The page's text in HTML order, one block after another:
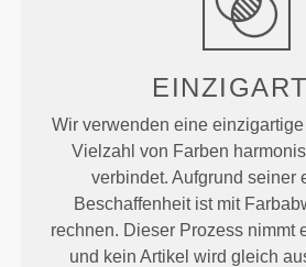
Wir verwenden eine
Vielzahl von Farben
verbindet. Aufgrund seiner
Beschaffenheit ist mit
rechnen. Dieser Prozess nimmt
und kein Artikel wird gleich